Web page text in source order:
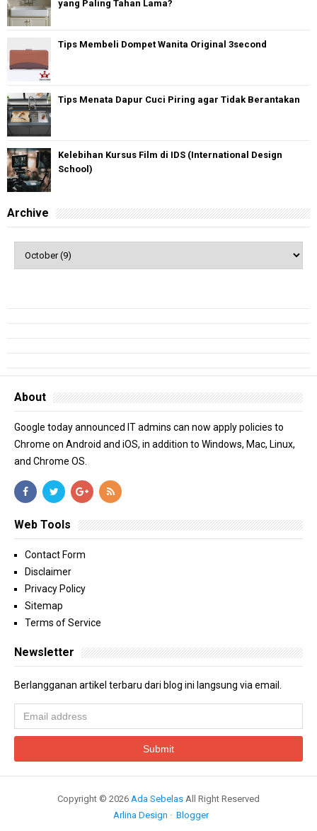
yang Paling Tahan Lama?
Tips Membeli Dompet Wanita Original 3second
Tips Menata Dapur Cuci Piring agar Tidak Berantakan
Kelebihan Kursus Film di IDS (International Design
School)
Archive
About
Google today announced IT admins can now apply policies to
Chrome on Android and iOS, in addition to Windows, Mac, Linux,
and Chrome OS.
Web Tools
Contact Form
Disclaimer
Privacy Policy
Sitemap
Terms of Service
Newsletter
Berlangganan artikel terbaru dari blog ini langsung via email.
Copyright © 2026 Ada Sebelas All Right Reserved
Arlina Design
Blogger